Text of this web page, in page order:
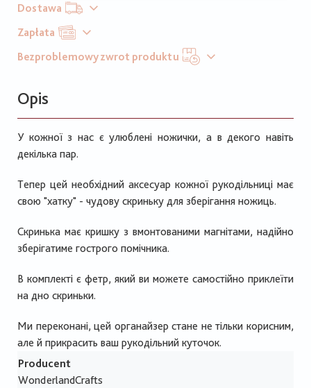
Dostawa
Zapłata
Bezproblemowy zwrot produktu
Opis
У кожної з нас є улюблені ножички, а в декого навіть
декілька пар.
Тепер цей необхідний аксесуар кожної рукодільниці має
свою "хатку" - чудову скриньку для зберігання ножиць.
Скринька має кришку з вмонтованими магнітами, надійно
зберігатиме гострого помічника.
В комплекті є фетр, який ви можете самостійно приклеїти
на дно скриньки.
Ми переконані, цей органайзер стане не тільки корисним,
але й прикрасить ваш рукодільний куточок.
Producent
WonderlandCrafts